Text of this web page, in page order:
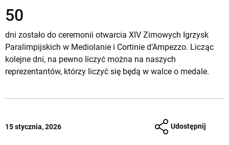
50
dni zostało do ceremonii otwarcia XIV Zimowych Igrzysk
Paralimpijskich w Mediolanie i Cortinie d’Ampezzo. Licząc
kolejne dni, na pewno liczyć można na naszych
reprezentantów, którzy liczyć się będą w walce o medale.
15 stycznia, 2026 Udostępnij